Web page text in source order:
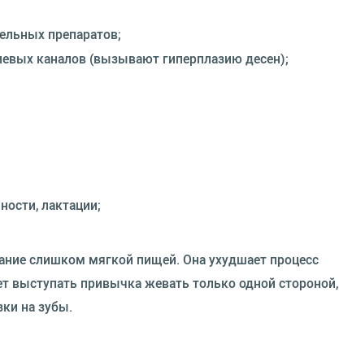
препаратов;
каналов (вызывают гиперплазию десен);
лактации;
слишком мягкой пищей. Она ухудшает процесс
выступать привычка жевать только одной стороной,
на зубы.